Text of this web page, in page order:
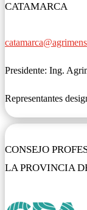
CATAMARCA
Presidente: Ing.
Representantes
CONSEJO
LA PROVINCIA